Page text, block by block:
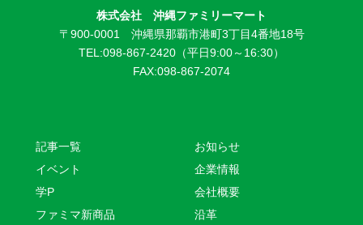
株式会社 沖縄ファミリーマート
〒900-0001 沖縄県那覇市港町3丁目4番地18号
TEL:098-867-2420（平日9:00～16:30）
FAX:098-867-2074
記事一覧
イベント
学P
ファミマ新商品
お知らせ
企業情報
会社概要
沿革